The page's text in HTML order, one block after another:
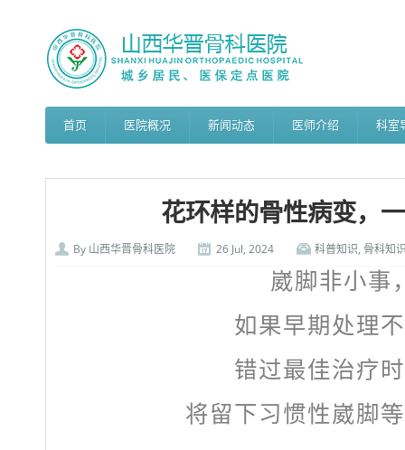
首页 医院概况 新闻动态 医师介绍 科室
花环样的骨性病变，
By 山西华晋骨科医院 26 Jul, 2024 科普知识, 骨科知
崴脚非小事
如果早期处理
错过最佳治疗
将留下习惯性崴脚